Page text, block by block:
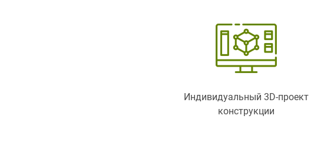
Индивидуальный 3D-проект
конструкции